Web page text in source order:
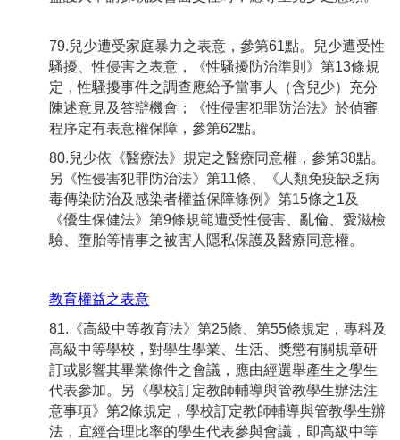
79.兒少遭受家庭暴力之表意，參第61點。兒少遭受性
騷擾、性侵害之表意，《性騷擾防治準則》第13條規
定，性騷擾事件之調查應給予當事人（含兒少）充分
陳述意見及答辯機會；《性侵害犯罪防治法》於偵審
程序定有表意權保障，參第62點。
80.兒少依《醫療法》規定之醫療同意權，參第38點。
另《性侵害犯罪防治法》第11條、《人類免疫缺乏病
毒傳染防治及感染者權益保障條例》第15條之1及
《優生保健法》第9條規範遭受性侵害、亂倫、愛滋檢
驗、墮胎等情事之被害人隱私保護及醫療同意權。
教育權益之表意
81.《高級中等教育法》第25條、第55條規定，專科及
高級中等學校，對學生學業、生活、獎懲有關規章研
訂或影響其畢業條件之會議，應由經選舉產生之學生
代表參加。另《學校訂定教師輔導與管教學生辦法注
意事項》第2條規定，學校訂定教師輔導與管教學生辦
法，宜經合理比率的學生代表參與會議，即高級中等